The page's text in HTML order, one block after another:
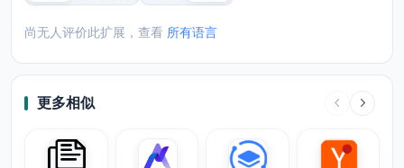
尚无人评价此扩展，查看 所有语言
更多相似